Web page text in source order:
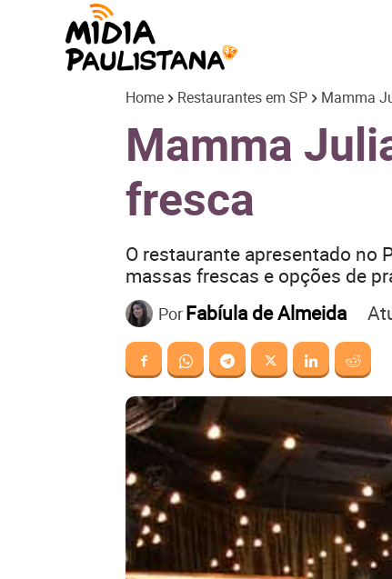
Paulistana
Home Restaurantes em SP Mamma
Mamma
fresca
O restaurante apresentado no
massas frescas e opções de
PorFabíula de Almeida